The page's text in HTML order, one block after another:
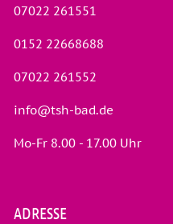
07022 261551
0152 22668688
07022 261552
info@tsh-bad.de
Mo-Fr 8.00 - 17.00 Uhr
ADRESSE